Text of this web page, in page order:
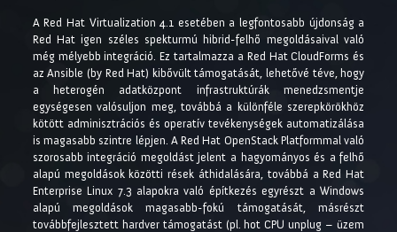
A Red Hat Virtualization 4.1 esetében a legfontosabb újdonság a
Red Hat igen széles spekturmú hibrid-felhő megoldásaival való
még mélyebb integráció. Ez tartalmazza a Red Hat CloudForms és
az Ansible (by Red Hat) kibővült támogatását, lehetővé téve, hogy
a heterogén adatközpont infrastruktúrák menedzsmentje
egységesen valósuljon meg, továbbá a különféle szerepkörökhöz
kötött adminisztrációs és operatív tevékenységek automatizálása
is magasabb szintre lépjen. A Red Hat OpenStack Platformmal való
szorosabb integráció megoldást jelent a hagyományos és a felhő
alapú megoldások közötti rések áthidalására, továbbá a Red Hat
Enterprise Linux 7.3 alapokra való építkezés egyrészt a Windows
alapú megoldások magasabb-fokú támogatását, másrészt
továbbfejlesztett hardver támogatást (pl. hot CPU unplug – üzem